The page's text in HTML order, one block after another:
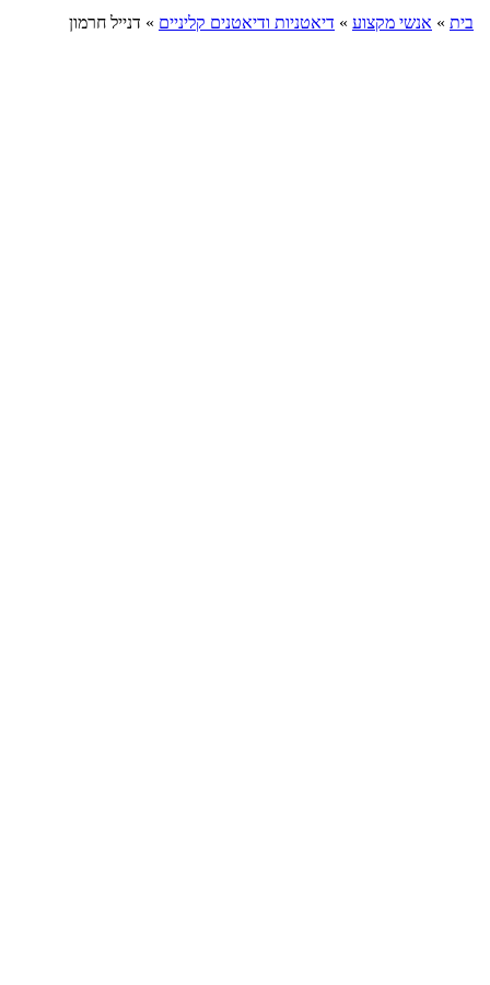
בית » אנשי מקצוע » דיאטניות ודיאטנים קליניים » דנייל חרמון